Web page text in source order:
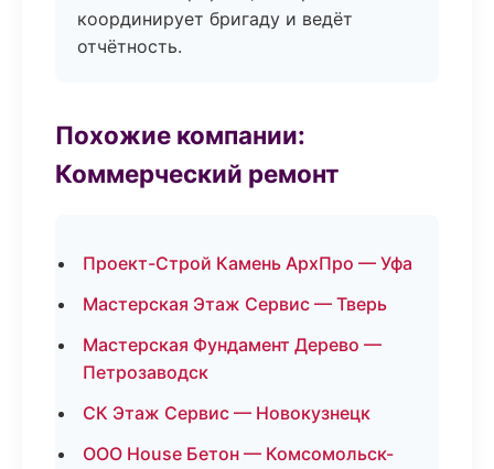
координирует бригаду и ведёт
отчётность.
Похожие компании:
Коммерческий ремонт
Проект-Строй Камень АрхПро — Уфа
Мастерская Этаж Сервис — Тверь
Мастерская Фундамент Дерево —
Петрозаводск
СК Этаж Сервис — Новокузнецк
ООО House Бетон — Комсомольск-